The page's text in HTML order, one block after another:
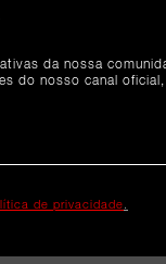
da nossa
do nosso canal
de privacidade.